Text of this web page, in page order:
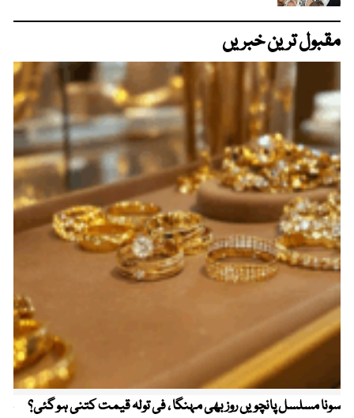
مقبول ترین خبریں
سونا مسلسل پانچویں روز بھی مہنگا ، فی تولہ قیمت کتنی ہو گئی؟